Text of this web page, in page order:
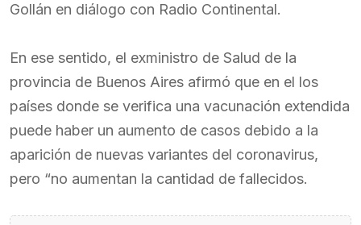
Gollán en diálogo con Radio Continental.
En ese sentido, el exministro de Salud de la
provincia de Buenos Aires afirmó que en el los
países donde se verifica una vacunación extendida
puede haber un aumento de casos debido a la
aparición de nuevas variantes del coronavirus,
pero “no aumentan la cantidad de fallecidos.